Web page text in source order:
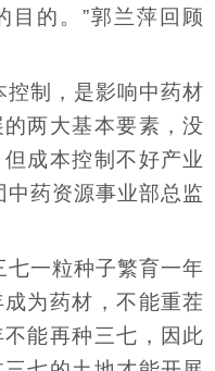
目的。”郭兰萍回顾
控制，是影响中药材
两大基本要素，没
成本控制不好产业
中药资源事业部总监
七一粒种子繁育一年
为药材，不能重茬
能再种三七，因此